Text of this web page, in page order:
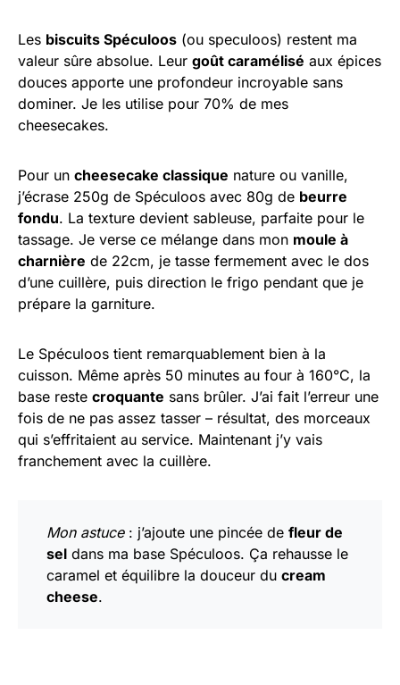
Les biscuits Spéculoos (ou speculoos) restent ma
valeur sûre absolue. Leur goût caramélisé aux épices
douces apporte une profondeur incroyable sans
dominer. Je les utilise pour 70% de mes
cheesecakes.
Pour un cheesecake classique nature ou vanille,
j’écrase 250g de Spéculoos avec 80g de beurre
fondu. La texture devient sableuse, parfaite pour le
tassage. Je verse ce mélange dans mon moule à
charnière de 22cm, je tasse fermement avec le dos
d’une cuillère, puis direction le frigo pendant que je
prépare la garniture.
Le Spéculoos tient remarquablement bien à la
cuisson. Même après 50 minutes au four à 160°C, la
base reste croquante sans brûler. J’ai fait l’erreur une
fois de ne pas assez tasser – résultat, des morceaux
qui s’effritaient au service. Maintenant j’y vais
franchement avec la cuillère.
Mon astuce: j’ajoute une pincée de fleur de
sel dans ma base Spéculoos. Ça rehausse le
caramel et équilibre la douceur du cream
cheese.